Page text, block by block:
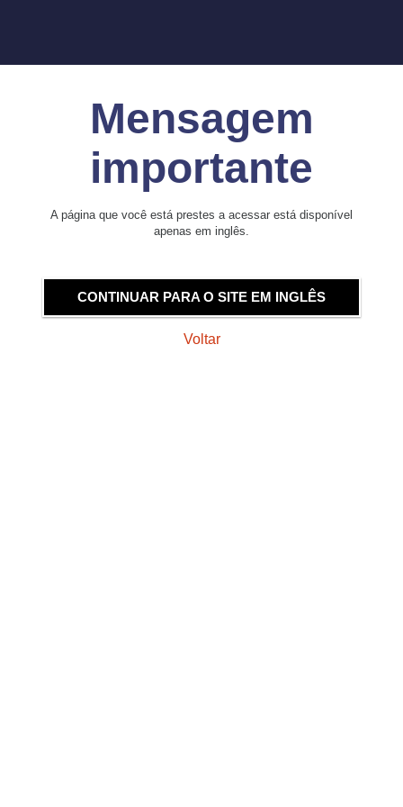
Mensagem
importante
A página que você está prestes a acessar está disponível
apenas em inglês.
CONTINUAR PARA O SITE EM INGLÊS
Voltar